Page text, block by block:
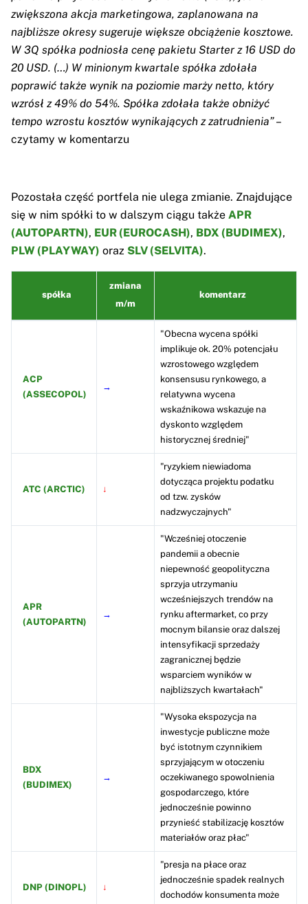
zwiększona akcja marketingowa, zaplanowana na
najbliższe okresy sugeruje większe obciążenie kosztowe.
W 3Q spółka podniosła cenę pakietu Starter z 16 USD do
20 USD. (…) W minionym kwartale spółka zdołała
poprawić także wynik na poziomie marży netto, który
wzrósł z 49% do 54%. Spółka zdołała także obniżyć
tempo wzrostu kosztów wynikających z zatrudnienia”–
czytamy w komentarzu
Pozostała część portfela nie ulega zmianie. Znajdujące
się w nim spółki to w dalszym ciągu także APR
(AUTOPARTN), EUR (EUROCASH), BDX (BUDIMEX),
PLW (PLAYWAY) oraz SLV (SELVITA).
spółka
zmiana
m/m
komentarz
ACP
(ASSECOPOL)
→
"Obecna wycena spółki
implikuje ok. 20% potencjału
wzrostowego względem
konsensusu rynkowego, a
relatywna wycena
wskaźnikowa wskazuje na
dyskonto względem
historycznej średniej"
ATC (ARCTIC) ↓
"ryzykiem niewiadoma
dotycząca projektu podatku
od tzw. zysków
nadzwyczajnych"
APR
(AUTOPARTN)
→
"Wcześniej otoczenie
pandemii a obecnie
niepewność geopolityczna
sprzyja utrzymaniu
wcześniejszych trendów na
rynku aftermarket, co przy
mocnym bilansie oraz dalszej
intensyfikacji sprzedaży
zagranicznej będzie
wsparciem wyników w
najbliższych kwartałach"
BDX
(BUDIMEX)
→
"Wysoka ekspozycja na
inwestycje publiczne może
być istotnym czynnikiem
sprzyjającym w otoczeniu
oczekiwanego spowolnienia
gospodarczego, które
jednocześnie powinno
przynieść stabilizację kosztów
materiałów oraz płac"
DNP (DINOPL) ↓
"presja na płace oraz
jednocześnie spadek realnych
dochodów konsumenta może